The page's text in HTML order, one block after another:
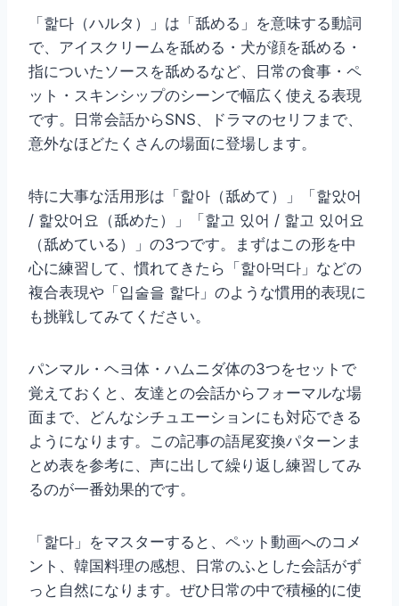
「핥다（ハルタ）」は「舐める」を意味する動詞
で、アイスクリームを舐める・犬が顔を舐める・
指についたソースを舐めるなど、日常の食事・ペ
ット・スキンシップのシーンで幅広く使える表現
です。日常会話からSNS、ドラマのセリフまで、
意外なほどたくさんの場面に登場します。
特に大事な活用形は「핥아（舐めて）」「핥았어
/ 핥았어요（舐めた）」「핥고 있어 / 핥고 있어요
（舐めている）」の3つです。まずはこの形を中
心に練習して、慣れてきたら「핥아먹다」などの
複合表現や「입술을 핥다」のような慣用的表現に
も挑戦してみてください。
パンマル・ヘヨ体・ハムニダ体の3つをセットで
覚えておくと、友達との会話からフォーマルな場
面まで、どんなシチュエーションにも対応できる
ようになります。この記事の語尾変換パターンま
とめ表を参考に、声に出して繰り返し練習してみ
るのが一番効果的です。
「핥다」をマスターすると、ペット動画へのコメ
ント、韓国料理の感想、日常のふとした会話がず
っと自然になります。ぜひ日常の中で積極的に使